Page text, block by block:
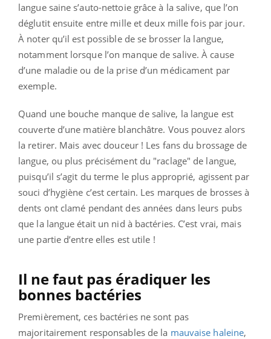
langue saine s’auto-nettoie grâce à la salive, que l’on
déglutit ensuite entre mille et deux mille fois par jour.
À noter qu’il est possible de se brosser la langue,
notamment lorsque l’on manque de salive. À cause
d’une maladie ou de la prise d’un médicament par
exemple.
Quand une bouche manque de salive, la langue est
couverte d’une matière blanchâtre. Vous pouvez alors
la retirer. Mais avec douceur ! Les fans du brossage de
langue, ou plus précisément du "raclage" de langue,
puisqu’il s’agit du terme le plus approprié, agissent par
souci d’hygiène c’est certain. Les marques de brosses à
dents ont clamé pendant des années dans leurs pubs
que la langue était un nid à bactéries. C’est vrai, mais
une partie d’entre elles est utile !
Il ne faut pas éradiquer les
bonnes bactéries
Premièrement, ces bactéries ne sont pas
majoritairement responsables de la mauvaise haleine,